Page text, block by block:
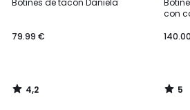
M.BELARBI
Botines de tacón Daniela
79.99 €
4,2
/
con
5
5
/